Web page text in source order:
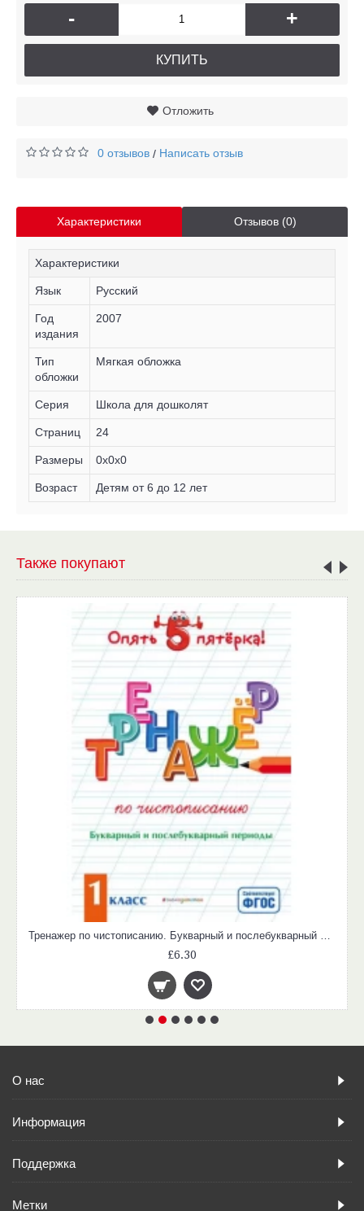
- +
КУПИТЬ
Отложить
0 отзывов / Написать отзыв
Характеристики Отзывов (0)
Характеристики
Язык Русский
Год
издания
2007
Тип
обложки
Мягкая обложка
Серия Школа для дошколят
Страниц 24
Размеры 0x0x0
Возраст Детям от 6 до 12 лет
Также покупают
£6.30
О нас
Информация
Поддержка
Метки